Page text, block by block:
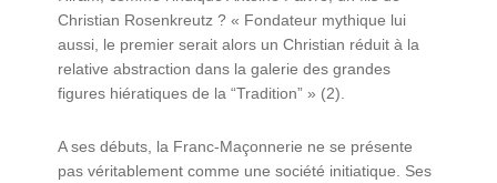
Christian Rosenkreutz ? « Fondateur mythique lui
aussi, le premier serait alors un Christian réduit à la
relative abstraction dans la galerie des grandes
figures hiératiques de la “Tradition” » (2).
A ses débuts, la Franc-Maçonnerie ne se présente
pas véritablement comme une société initiatique. Ses